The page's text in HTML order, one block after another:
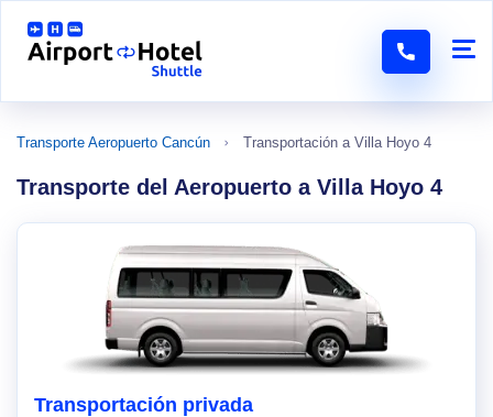
Transporte Aeropuerto Cancún Transportación a Villa Hoyo 4
Transporte del Aeropuerto a Villa Hoyo 4
Transportación privada